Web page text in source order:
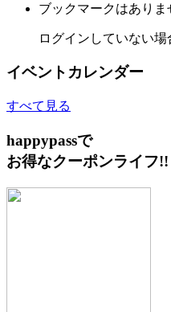
ブックマークはありま
ログインしていない場
イベントカレンダー
すべて見る
happypassで
お得なクーポンライフ!!